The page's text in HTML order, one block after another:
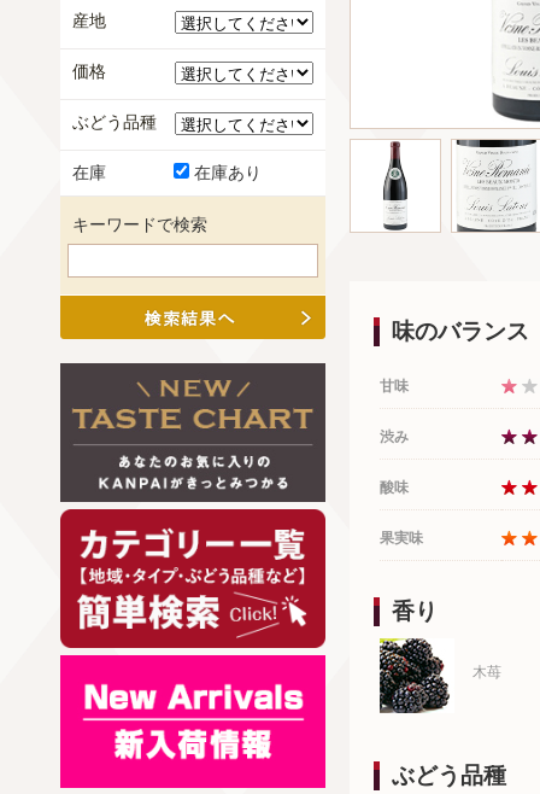
味のバランス
甘味
渋み
酸味
果実味
香り
木苺
ぶどう品種
産地
価格
ぶどう品種
在庫 在庫あり
キーワードで検索